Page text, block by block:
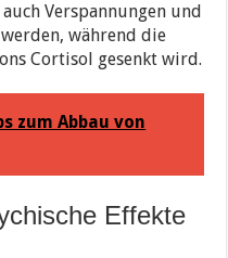
Verspannungen und
während die
Cortisol gesenkt wird.
zum Abbau von
Effekte